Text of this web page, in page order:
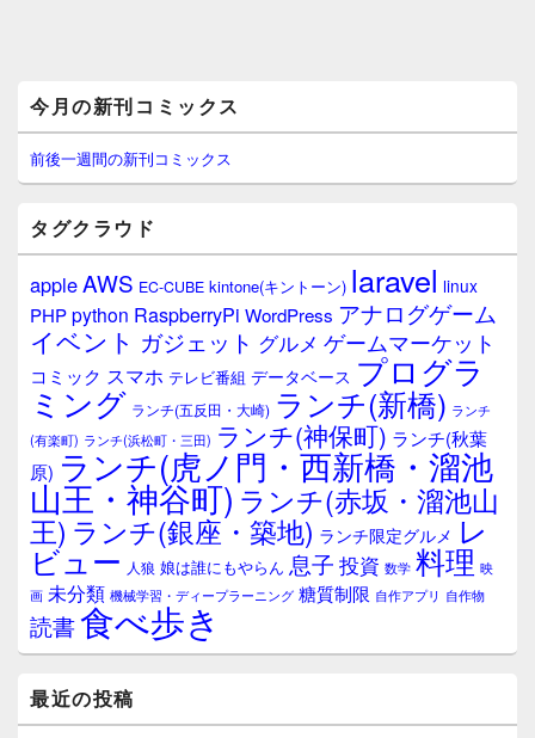
イ
ン
サ
イ
ウ
ィ
ジ
ェ
ア
今月の新刊コミックス
前後一週間の新刊コミックス
タグクラウド
appleAWS EC-CUBE kintone(キントーン) laravel linux
PHPpython RaspberryPi WordPress アナログゲーム
イベント ガジェット グルメ ゲームマーケット
コミック スマホ テレビ番組 データベース プログラ
ミング ランチ(五反田・大崎) ランチ(新橋) ランチ
(有楽町) ランチ(浜松町・三田) ランチ(神保町) ランチ(秋葉
原) ランチ(虎ノ門・西新橋・溜池
山王・神谷町) ランチ(赤坂・溜池山
王) ランチ(銀座・築地) ランチ限定グルメ レ
ビュー 人狼 娘は誰にもやらん 息子 投資 数学 料理 映
画 未分類 機械学習・ディープラーニング 糖質制限 自作アプリ 自作物
読書食べ歩き
最近の投稿